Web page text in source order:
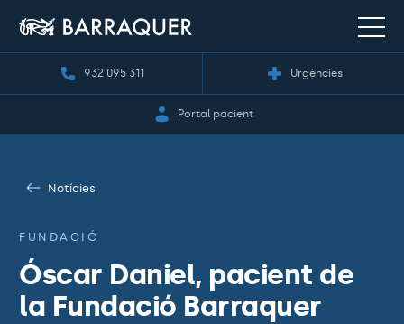
932 095 311 Urgències
Portal pacient
Notícies
FUNDACIÓ
Óscar Daniel, pacient de
la Fundació Barraquer